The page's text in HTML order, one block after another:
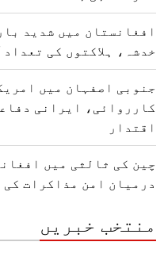
افغانستان میں شدید
خدشہ، ہلاکتوں کی تعداد 157 ہو گئی
جنوبی اصفہان میں
کارروائی، ایرانی
اقتدار
چین کی ثالثی میں
درمیان امن مذاکرات کی
منتخب خبریں